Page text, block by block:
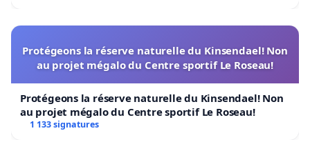
Protégeons la réserve naturelle du Kinsendael! Non
au projet mégalo du Centre sportif Le Roseau!
Protégeons la réserve naturelle du Kinsendael! Non
au projet mégalo du Centre sportif Le Roseau!
1 133 signatures